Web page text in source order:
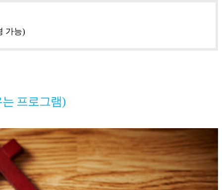
가능)
프로그램)